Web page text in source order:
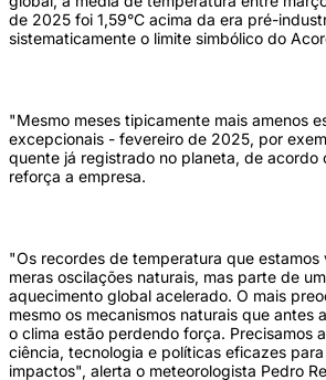
de 2025 foi 1,59°C acima da era pré-
sistematicamente o limite simbólico do
"Mesmo meses tipicamente mais amenos
excepcionais - fevereiro de 2025, por
quente já registrado no planeta, de acordo
reforça a empresa.
"Os recordes de temperatura que estamos
meras oscilações naturais, mas parte de
aquecimento global acelerado. O mais
mesmo os mecanismos naturais que antes
o clima estão perdendo força. Precisamos
ciência, tecnologia e políticas eficazes
impactos", alerta o meteorologista Pedro